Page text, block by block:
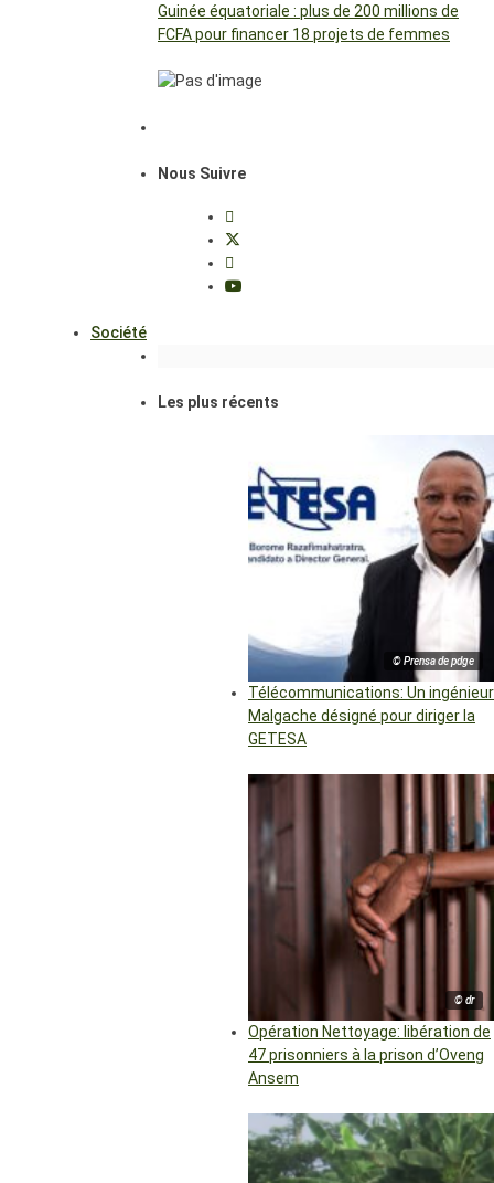
Guinée équatoriale : plus de 200 millions de
FCFA pour financer 18 projets de femmes
Nous Suivre
Société
Les plus récents
© Prensa de pdge
Télécommunications: Un ingénieur
Malgache désigné pour diriger la
GETESA
© dr
Opération Nettoyage: libération de
47 prisonniers à la prison d’Oveng
Ansem